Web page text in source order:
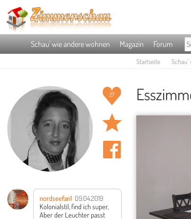
Schau' wie andere wohnen Magazin Forum
Startseite Schau'
27
nordseefan1 09.04.2019
Kolonialstil, find ich super,
Aber der Leuchter passt